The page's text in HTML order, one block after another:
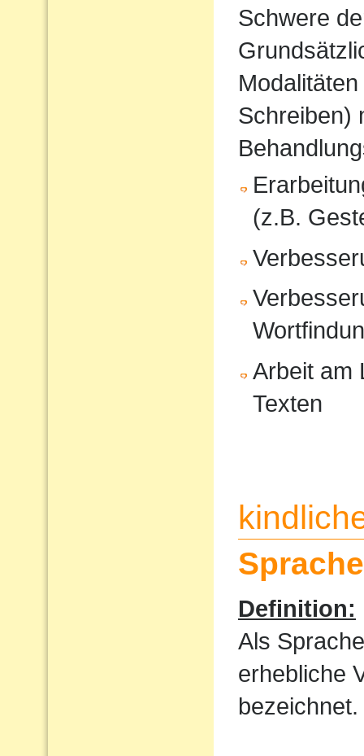
Schwere
Schreiben)
(z.B.
Arbeit am
Texten
Definition:
Als
erhebliche
bezeichnet.